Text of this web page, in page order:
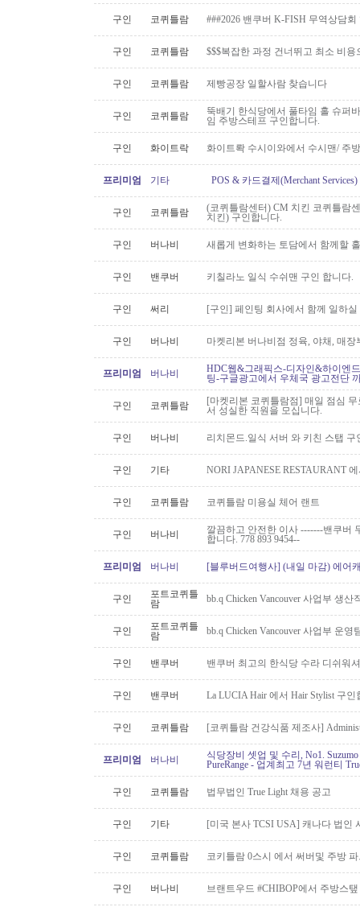
구인 코퀴틀람 ###2026 밴쿠버 K-FISH 무역상담
구인 코퀴틀람 $$$복잡한 과정 건너뛰고 최소 비
구인 코퀴틀람 제빵공장 일할사람 찾습니다
구인 코퀴틀람
뚝배기 한식당에서 풀타임 홀 슈퍼
임 주방스테프 구인합니다.
구인 화이트락 화이트롹 수시이와에서 수시맨/ 주
프리미엄 기타 POS & 카드결제(Merchant
구인 코퀴틀람
(코퀴틀람센터) CM 치킨 코퀴틀람
치킨) 구인합니다.
구인 버나비 새롭게 변화하는 토담에서 함께할
구인 밴쿠버 키칠라노 일식 수쉬맨 구인 합니다.
구인 써리 [구인] 페인팅 회사에서 함께 일하
구인 버나비 마켓리본 버나비점 정육, 야채, 매
프리미엄 버나비
HDC웹&그래픽스-디자인&하이엔
팅-구글광고에서 우체국 광고전단
구인 코퀴틀람
[마켓리본 코퀴틀람점] 매일 점심
서 성실한 직원을 모십니다.
구인 버나비 리치몬드.일식 서버 와 키친 스탭 구
구인 기타 NORI JAPANESE RESTAURANT
구인 코퀴틀람 코퀴틀람 미용실 체어 랜트
구인 버나비
깔끔하고 안전한 이사 -------밴쿠버
합니다. 778 893 9454--
프리미엄 버나비 [블루버드여행사] (내일 마감) 에어
구인
포트코퀴틀
람
bb.q Chicken Vancouver 사업부 생
구인
포트코퀴틀
람
bb.q Chicken Vancouver 사업부 운
구인 밴쿠버 밴쿠버 최고의 한식당 수라 디쉬워
구인 밴쿠버 La LUCIA Hair 에서 Hair Stylist 구인
구인 코퀴틀람 [코퀴틀람 건강식품 제조사]
프리미엄 버나비
식당장비 셋업 및 수리, No1.
PureRange - 업계최고 7년 워런티
구인 코퀴틀람 법무법인 True Light 채용 공고
구인 기타 [미국 본사 TCSI USA] 캐나다 법인
구인 코퀴틀람 코키틀람 0스시 에서 써버및 주방
구인 버나비 브랜트우드 #CHIBOP에서 주방스